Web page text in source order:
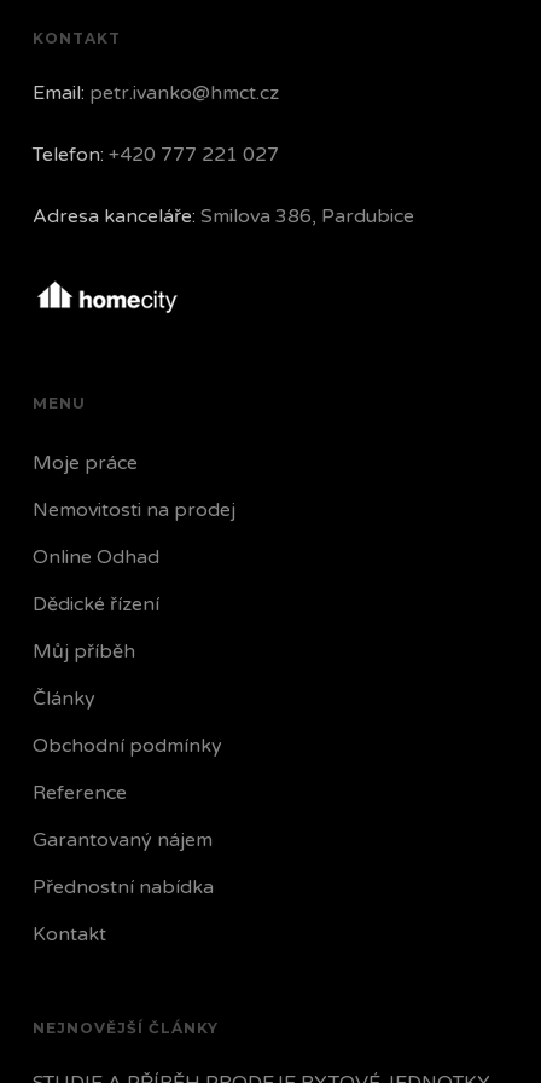
KONTAKT
Email: petr.ivanko@hmct.cz
Telefon: +420 777 221 027
Adresa kanceláře: Smilova 386, Pardubice
MENU
Moje práce
Nemovitosti na prodej
Online Odhad
Dědické řízení
Můj příběh
Články
Obchodní podmínky
Reference
Garantovaný nájem
Přednostní nabídka
Kontakt
NEJNOVĚJŠÍ ČLÁNKY